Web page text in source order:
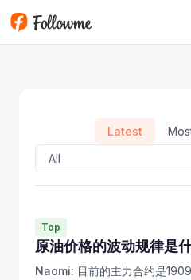
Skip to main content
Latest
All
Top
原油价格的波动规律是
Naomi: 目前的主力合约是